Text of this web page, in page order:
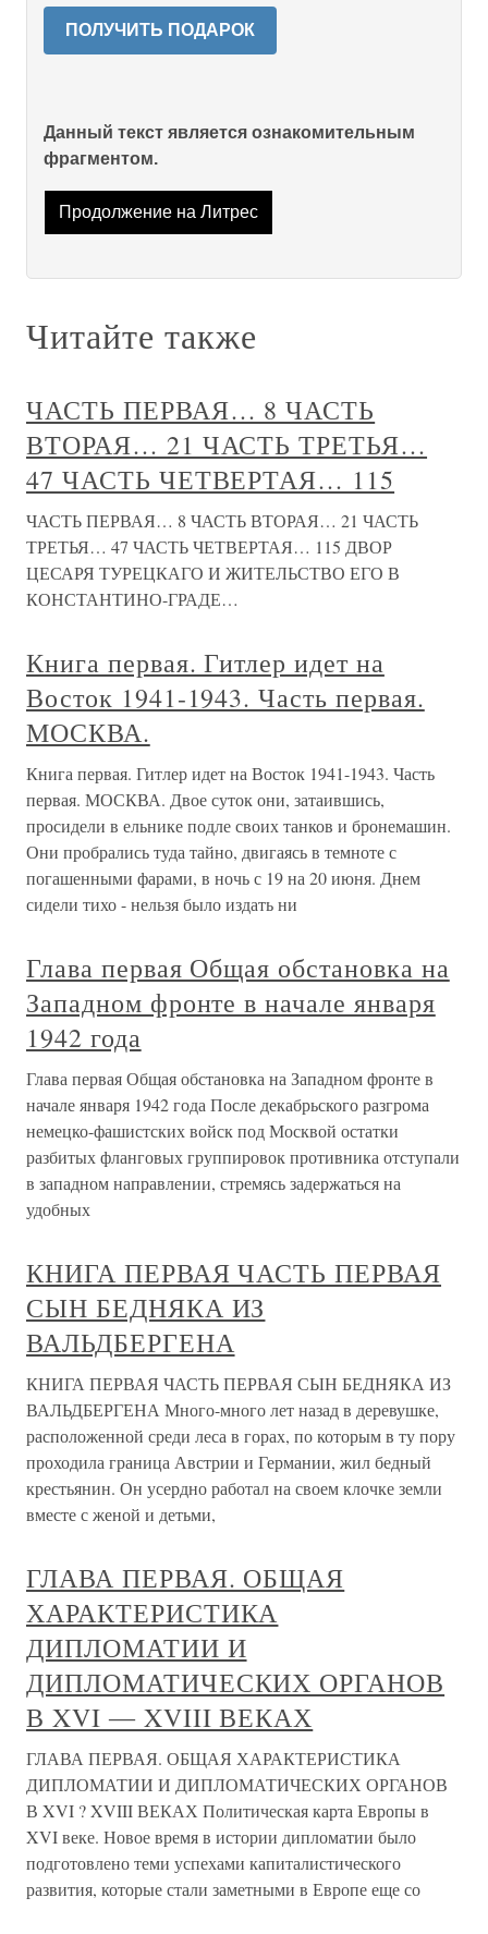
ПОЛУЧИТЬ ПОДАРОК
Данный текст является ознакомительным
фрагментом.
Продолжение на Литрес
Читайте также
ЧАСТЬ ПЕРВАЯ… 8 ЧАСТЬ
ВТОРАЯ… 21 ЧАСТЬ ТРЕТЬЯ…
47 ЧАСТЬ ЧЕТВЕРТАЯ… 115
ЧАСТЬ ПЕРВАЯ… 8 ЧАСТЬ ВТОРАЯ… 21 ЧАСТЬ
ТРЕТЬЯ… 47 ЧАСТЬ ЧЕТВЕРТАЯ… 115 ДВОР
ЦЕСАРЯ ТУРЕЦКАГО И ЖИТЕЛЬСТВО ЕГО В
КОНСТАНТИНО-ГРАДЕ…
Книга первая. Гитлер идет на
Восток 1941-1943. Часть первая.
МОСКВА.
Книга первая. Гитлер идет на Восток 1941-1943. Часть
первая. МОСКВА. Двое суток они, затаившись,
просидели в ельнике подле своих танков и бронемашин.
Они пробрались туда тайно, двигаясь в темноте с
погашенными фарами, в ночь с 19 на 20 июня. Днем
сидели тихо - нельзя было издать ни
Глава первая Общая обстановка на
Западном фронте в начале января
1942 года
Глава первая Общая обстановка на Западном фронте в
начале января 1942 года После декабрьского разгрома
немецко-фашистских войск под Москвой остатки
разбитых фланговых группировок противника отступали
в западном направлении, стремясь задержаться на
удобных
КНИГА ПЕРВАЯ ЧАСТЬ ПЕРВАЯ
СЫН БЕДНЯКА ИЗ
ВАЛЬДБЕРГЕНА
КНИГА ПЕРВАЯ ЧАСТЬ ПЕРВАЯ СЫН БЕДНЯКА ИЗ
ВАЛЬДБЕРГЕНА Много-много лет назад в деревушке,
расположенной среди леса в горах, по которым в ту пору
проходила граница Австрии и Германии, жил бедный
крестьянин. Он усердно работал на своем клочке земли
вместе с женой и детьми,
ГЛАВА ПЕРВАЯ. ОБЩАЯ
ХАРАКТЕРИСТИКА
ДИПЛОМАТИИ И
ДИПЛОМАТИЧЕСКИХ ОРГАНОВ
В XVI ― XVIII ВЕКАХ
ГЛАВА ПЕРВАЯ. ОБЩАЯ ХАРАКТЕРИСТИКА
ДИПЛОМАТИИ И ДИПЛОМАТИЧЕСКИХ ОРГАНОВ
В XVI ? XVIII ВЕКАХ Политическая карта Европы в
XVI веке. Новое время в истории дипломатии было
подготовлено теми успехами капиталистического
развития, которые стали заметными в Европе еще со